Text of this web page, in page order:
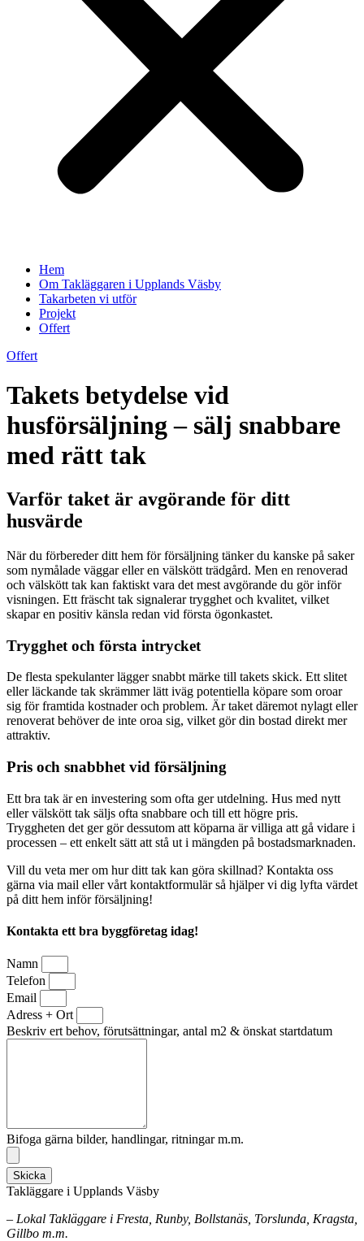
Hem
Om Takläggaren i Upplands Väsby
Takarbeten vi utför
Projekt
Offert
Offert
Takets betydelse vid
husförsäljning – sälj snabbare
med rätt tak
Varför taket är avgörande för ditt
husvärde
När du förbereder ditt hem för försäljning tänker du kanske på saker
som nymålade väggar eller en välskött trädgård. Men en renoverad
och välskött tak kan faktiskt vara det mest avgörande du gör inför
visningen. Ett fräscht tak signalerar trygghet och kvalitet, vilket
skapar en positiv känsla redan vid första ögonkastet.
Trygghet och första intrycket
De flesta spekulanter lägger snabbt märke till takets skick. Ett slitet
eller läckande tak skrämmer lätt iväg potentiella köpare som oroar
sig för framtida kostnader och problem. Är taket däremot nylagt eller
renoverat behöver de inte oroa sig, vilket gör din bostad direkt mer
attraktiv.
Pris och snabbhet vid försäljning
Ett bra tak är en investering som ofta ger utdelning. Hus med nytt
eller välskött tak säljs ofta snabbare och till ett högre pris.
Tryggheten det ger gör dessutom att köparna är villiga att gå vidare i
processen – ett enkelt sätt att stå ut i mängden på bostadsmarknaden.
Vill du veta mer om hur ditt tak kan göra skillnad? Kontakta oss
gärna via mail eller vårt kontaktformulär så hjälper vi dig lyfta värdet
på ditt hem inför försäljning!
Kontakta ett bra byggföretag idag!
Namn
Telefon
Email
Adress + Ort
Beskriv ert behov, förutsättningar, antal m2 & önskat startdatum
Bifoga gärna bilder, handlingar, ritningar m.m.
Skicka
Takläggare i Upplands Väsby
– Lokal Takläggare i Fresta, Runby, Bollstanäs, Torslunda, Kragsta,
Gillbo m.m.